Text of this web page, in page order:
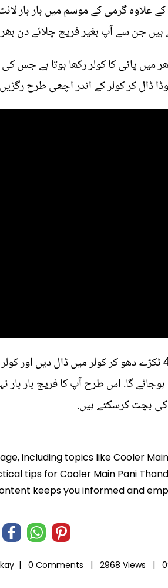
علاوہ گرمی کے موسم میں بار بار
جن سے آپ بغیر فریج چلائے دن
میں پانی کا کولر رکھا ہوتا ہے جس
ڈال کر کولر کے اندر اچھی طرح
اب کسی کچے مٹی کے برتن کے 3 سے 4 ٹکڑے دھو کر
ہوجائے گا. اس طرح آپ کا فریج بار
کی بچت کرسکتے ہیں.
including topics like Cooler
tips for Cooler Main Pani
keeps you informed and
| 0 Comments | 2968 Views |